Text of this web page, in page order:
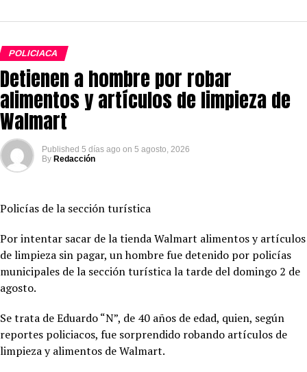
POLICIACA
Detienen a hombre por robar
alimentos y artículos de limpieza de
Walmart
Published 5 días ago on 5 agosto, 2026
By Redacción
Policías de la sección turística
Por intentar sacar de la tienda Walmart alimentos y artículos
de limpieza sin pagar, un hombre fue detenido por policías
municipales de la sección turística la tarde del domingo 2 de
agosto.
Se trata de Eduardo “N”, de 40 años de edad, quien, según
reportes policiacos, fue sorprendido robando artículos de
limpieza y alimentos de Walmart.